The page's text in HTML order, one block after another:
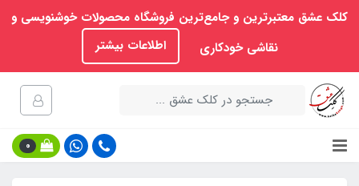
کلک عشق معتبرترین و جامع‌ترین فروشگاه محصولات خوشنویسی و
نقاشی خودکاری
اطلاعات بیشتر
0